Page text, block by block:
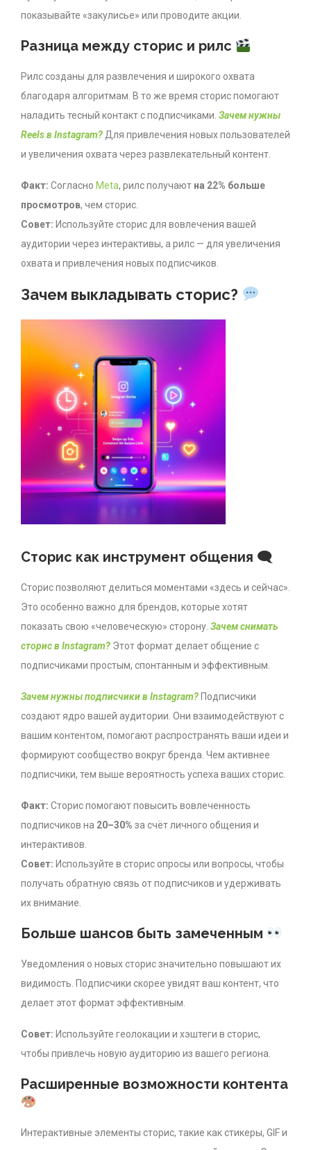
показывайте «закулисье» или проводите акции.
Разница между сторис и рилс
Рилс созданы для развлечения и широкого охвата
благодаря алгоритмам. В то же время сторис помогают
наладить тесный контакт с подписчиками. Зачем нужны
Reels в Instagram? Для привлечения новых пользователей
и увеличения охвата через развлекательный контент.
Факт: Согласно Meta, рилс получают на 22% больше
просмотров, чем сторис.
Совет: Используйте сторис для вовлечения вашей
аудитории через интерактивы, а рилс — для увеличения
охвата и привлечения новых подписчиков.
Зачем выкладывать сторис?
Сторис как инструмент общения 🗨
Сторис позволяют делиться моментами «здесь и сейчас».
Это особенно важно для брендов, которые хотят
показать свою «человеческую» сторону. Зачем снимать
сторис в Instagram? Этот формат делает общение с
подписчиками простым, спонтанным и эффективным.
Зачем нужны подписчики в Instagram? Подписчики
создают ядро вашей аудитории. Они взаимодействуют с
вашим контентом, помогают распространять ваши идеи и
формируют сообщество вокруг бренда. Чем активнее
подписчики, тем выше вероятность успеха ваших сторис.
Факт: Сторис помогают повысить вовлеченность
подписчиков на 20–30% за счёт личного общения и
интерактивов.
Совет: Используйте в сторис опросы или вопросы, чтобы
получать обратную связь от подписчиков и удерживать
их внимание.
Больше шансов быть замеченным
Уведомления о новых сторис значительно повышают их
видимость. Подписчики скорее увидят ваш контент, что
делает этот формат эффективным.
Совет: Используйте геолокации и хэштеги в сторис,
чтобы привлечь новую аудиторию из вашего региона.
Расширенные возможности контента
Интерактивные элементы сторис, такие как стикеры, GIF и